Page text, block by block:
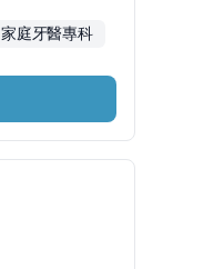
家庭牙醫專科